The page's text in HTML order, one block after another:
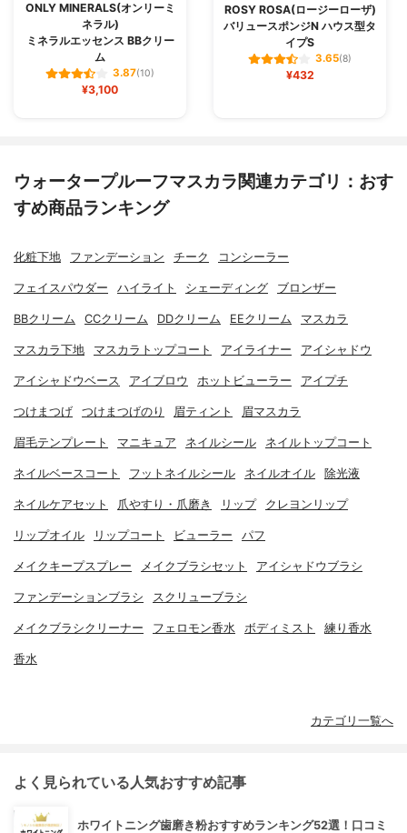
ONLY MINERALS(オンリーミ
ネラル)
ミネラルエッセンス BBクリー
ム
3.87(10)
¥3,100
ROSY ROSA(ロージーローザ)
バリュースポンジN ハウス型タ
イプS
3.65(8)
¥432
ウォータープルーフマスカラ関連カテゴリ：おす
すめ商品ランキング
化粧下地 ファンデーション チーク コンシーラー
フェイスパウダー ハイライト シェーディング ブロンザー
BBクリーム CCクリーム DDクリーム EEクリーム マスカラ
マスカラ下地 マスカラトップコート アイライナー アイシャドウ
アイシャドウベース アイブロウ ホットビューラー アイプチ
つけまつげ つけまつげのり 眉ティント 眉マスカラ
眉毛テンプレート マニキュア ネイルシール ネイルトップコート
ネイルベースコート フットネイルシール ネイルオイル 除光液
ネイルケアセット 爪やすり・爪磨き リップ クレヨンリップ
リップオイル リップコート ビューラー パフ
メイクキープスプレー メイクブラシセット アイシャドウブラシ
ファンデーションブラシ スクリューブラシ
メイクブラシクリーナー フェロモン香水 ボディミスト 練り香水
香水
カテゴリ一覧へ
よく見られている人気おすすめ記事
ホワイトニング歯磨き粉おすすめランキング52選！口コミ